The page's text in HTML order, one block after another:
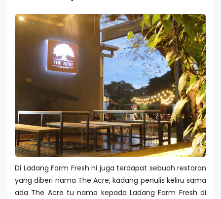
Di Ladang Farm Fresh ni juga terdapat sebuah restoran
yang diberi nama The Acre, kadang penulis keliru sama
ada The Acre tu nama kepada Ladang Farm Fresh di